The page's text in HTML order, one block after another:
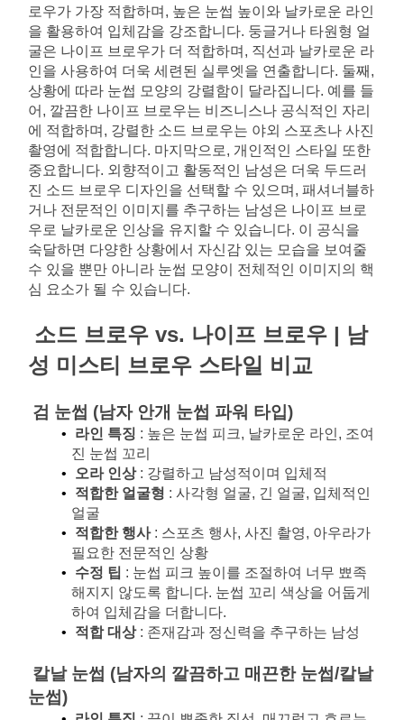
로우가 가장 적합하며, 높은 눈썹 높이와 날카로운 라인
을 활용하여 입체감을 강조합니다. 둥글거나 타원형 얼
굴은 나이프 브로우가 더 적합하며, 직선과 날카로운 라
인을 사용하여 더욱 세련된 실루엣을 연출합니다. 둘째,
상황에 따라 눈썹 모양의 강렬함이 달라집니다. 예를 들
어, 깔끔한 나이프 브로우는 비즈니스나 공식적인 자리
에 적합하며, 강렬한 소드 브로우는 야외 스포츠나 사진
촬영에 적합합니다. 마지막으로, 개인적인 스타일 또한
중요합니다. 외향적이고 활동적인 남성은 더욱 두드러
진 소드 브로우 디자인을 선택할 수 있으며, 패셔너블하
거나 전문적인 이미지를 추구하는 남성은 나이프 브로
우로 날카로운 인상을 유지할 수 있습니다. 이 공식을
숙달하면 다양한 상황에서 자신감 있는 모습을 보여줄
수 있을 뿐만 아니라 눈썹 모양이 전체적인 이미지의 핵
심 요소가 될 수 있습니다.
소드 브로우 vs. 나이프 브로우 | 남
성 미스티 브로우 스타일 비교
검 눈썹 (남자 안개 눈썹 파워 타입)
라인 특징 : 높은 눈썹 피크, 날카로운 라인, 조여
진 눈썹 꼬리
오라 인상 : 강렬하고 남성적이며 입체적
적합한 얼굴형 : 사각형 얼굴, 긴 얼굴, 입체적인
얼굴
적합한 행사 : 스포츠 행사, 사진 촬영, 아우라가
필요한 전문적인 상황
수정 팁 : 눈썹 피크 높이를 조절하여 너무 뾰족
해지지 않도록 합니다. 눈썹 꼬리 색상을 어둡게
하여 입체감을 더합니다.
적합 대상 : 존재감과 정신력을 추구하는 남성
칼날 눈썹 (남자의 깔끔하고 매끈한 눈썹/칼날
눈썹)